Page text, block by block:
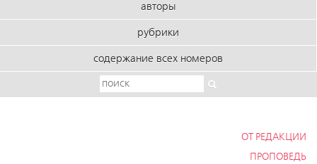
авторы
рубрики
содержание всех номеров
ОТ РЕДАКЦИИ
ПРОПОВЕДЬ